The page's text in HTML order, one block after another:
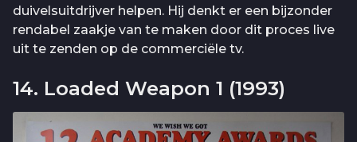
duivelsuitdrijver helpen. Hij denkt er een bijzonder
rendabel zaakje van te maken door dit proces live
uit te zenden op de commerciële tv.
14. Loaded Weapon 1 (1993)